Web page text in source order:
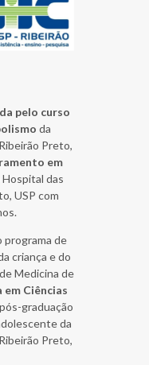
pelo curso
da
Preto,
em
Hospital das
USP com
programa de
criança e do
Medicina de
Ciências
pós-graduação
da
Preto,